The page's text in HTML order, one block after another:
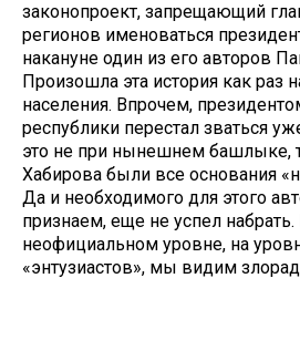
законопроект, запрещающий
регионов именоваться
накануне один из его авторов
Произошла эта история как раз
населения. Впрочем,
республики перестал зваться
это не при нынешнем башлыке,
Хабирова были все основания
Да и необходимого для этого
признаем, еще не успел набрать.
неофициальном уровне, на
«энтузиастов», мы видим